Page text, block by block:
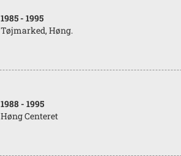
1985 - 1995
Tøjmarked, Høng.
1988 - 1995
Høng Centeret